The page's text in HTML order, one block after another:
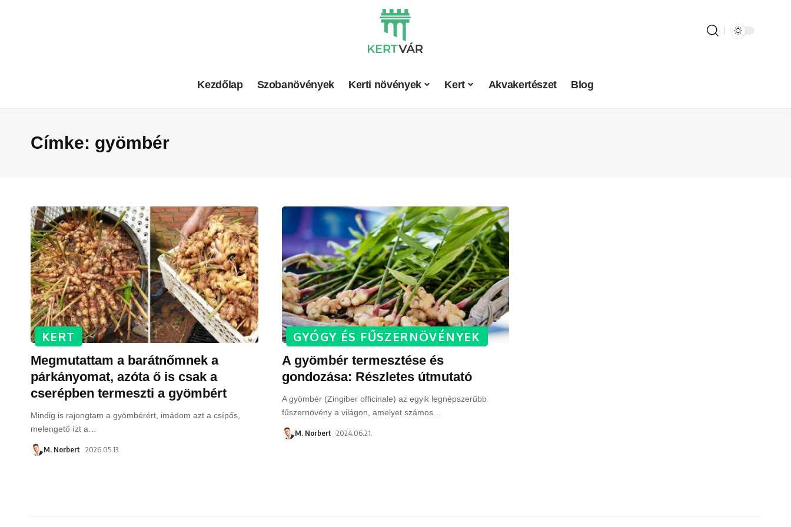
Kezdőlap Szobanövények Kerti növények Kert Akvakertészet Blog
Címke: gyömbér
KERT
Megmutattam a barátnőmnek a
párkányomat, azóta ő is csak a
cserépben termeszti a gyömbért
Mindig is rajongtam a gyömbérért, imádom azt a csípős,
melengető ízt a
M. Norbert 2026.05.13.
GYÓGY ÉS FŰSZERNÖVÉNYEK
A gyömbér termesztése és
gondozása: Részletes útmutató
A gyömbér (Zingiber officinale) az egyik legnépszerűbb
fűszernövény a világon, amelyet számos…
M. Norbert 2024.06.21.